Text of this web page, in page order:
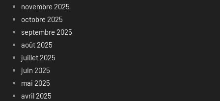
novembre 2025
octobre 2025
septembre 2025
août 2025
juillet 2025
juin 2025
mai 2025
avril 2025